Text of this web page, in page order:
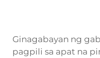
Ginagabayan ng
pagpili sa apat na